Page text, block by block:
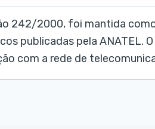
242/2000, foi mantida
publicadas pela ANATEL.
com a rede de